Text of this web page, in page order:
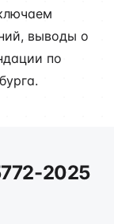
выводы о
по
2025